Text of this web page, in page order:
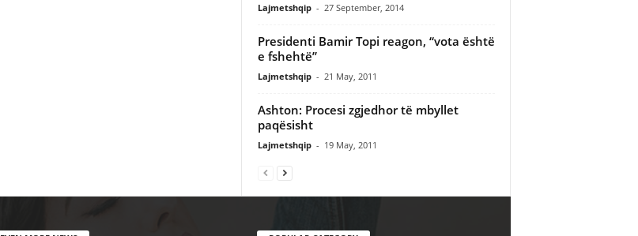
Lajmetshqip - 27 September, 2014
Presidenti Bamir Topi reagon, “vota është
e fshehtë”
Lajmetshqip - 21 May, 2011
Ashton: Procesi zgjedhor të mbyllet
paqësisht
Lajmetshqip - 19 May, 2011